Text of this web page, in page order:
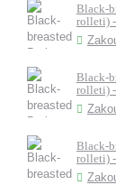
Black-
rolleti)
Black-
rolleti)
Black-
rolleti)